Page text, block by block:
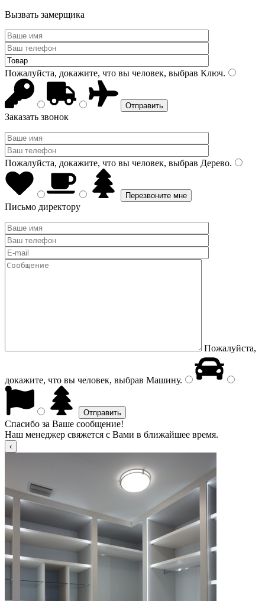
Вызвать замерщика
Пожалуйста, докажите, что вы человек, выбрав Ключ.
Заказать звонок
Пожалуйста, докажите, что вы человек, выбрав Дерево.
Письмо директору
Пожалуйста,
докажите, что вы человек, выбрав Машину.
Спасибо за Ваше сообщение!
Наш менеджер свяжется с Вами в ближайшее время.